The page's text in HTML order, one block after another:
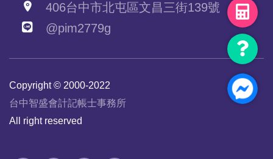
406台中市北屯區文昌三街139號
@pim2779g
Copyright © 2000-2022
台中智盛會計記帳士事務所
All right reserved